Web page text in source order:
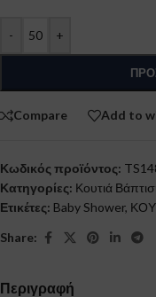
- +
Compare Add to
Κωδικός προϊόντος:
Κατηγορίες: Κουτιά
Ετικέτες: Baby Shower,
Share:
Περιγραφή